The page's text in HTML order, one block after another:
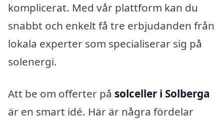
komplicerat. Med vår plattform kan du
snabbt och enkelt få tre erbjudanden från
lokala experter som specialiserar sig på
solenergi.
Att be om offerter på solceller i Solberga
är en smart idé. Här är några fördelar